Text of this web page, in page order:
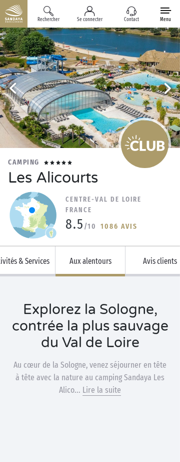
Rechercher Se connecter Contact Menu
CAMPING
Les Alicourts
CENTRE-VAL DE LOIRE
FRANCE
8.5 /10 1086 AVIS
& Services Aux alentours Avis clients
Explorez la Sologne,
contrée la plus sauvage
du Val de Loire
Au cœur de la Sologne, venez séjourner en tête
à tête avec la nature au camping Sandaya Les
Alico... Lire la suite